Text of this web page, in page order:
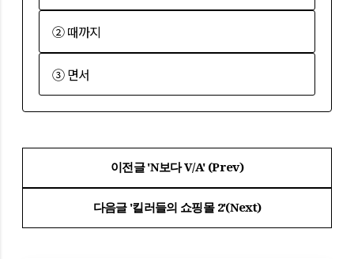
② 때까지
③ 면서
이전글 'N보다 V/A' (Prev)
다음글 '킬러들의 쇼핑몰 2'(Next)